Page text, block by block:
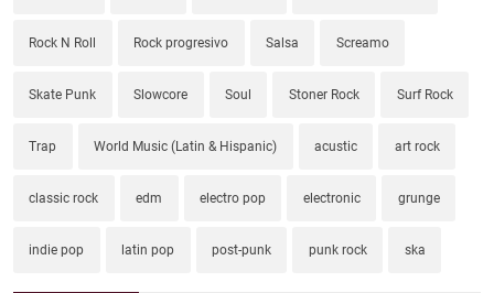
Rock N Roll Rock progresivo Salsa Screamo
Skate Punk Slowcore Soul Stoner Rock Surf Rock
Trap World Music (Latin & Hispanic) acustic art rock
classic rock edm electro pop electronic grunge
indie pop latin pop post-punk punk rock ska